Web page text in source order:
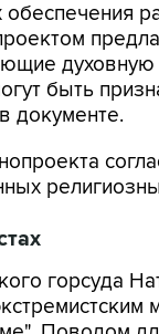
быть
документе.
горсуда